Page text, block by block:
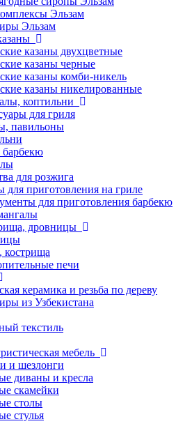
Эльзам
Эльзам
казаны двухцветные
казаны черные
казаны комби-никель
казаны никелированные
коптильни
для гриля
павильоны
барбекю
для розжига
для приготовления на гриле
для приготовления барбекю
дровницы
кострища
печи
керамика и резьба по дереву
из Узбекистана
текстиль
мебель
и шезлонги
диваны и кресла
скамейки
столы
стулья